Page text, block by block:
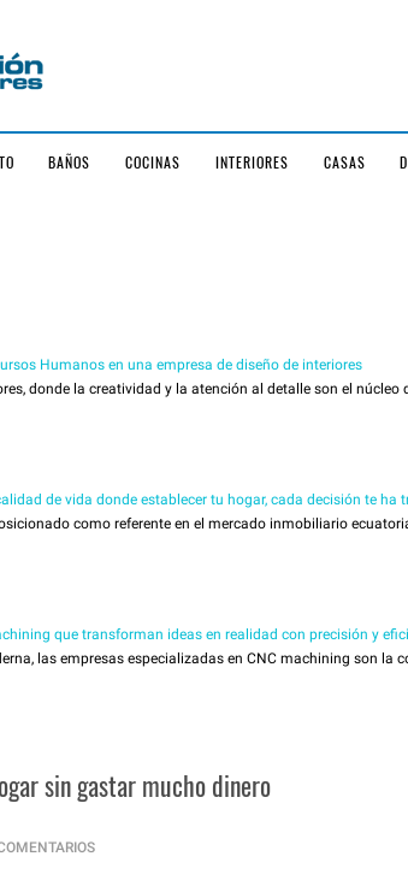
BAÑOS COCINAS INTERIORES CASAS
Humanos en una empresa de diseño de interiores
donde la creatividad y la atención al detalle son el núcleo
de vida donde establecer tu hogar, cada decisión te ha
como referente en el mercado inmobiliario
que transforman ideas en realidad con precisión y
las empresas especializadas en CNC machining son la
sin gastar mucho dinero